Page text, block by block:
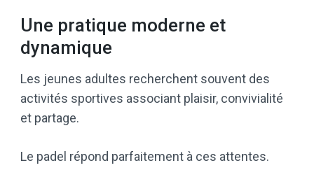
Une pratique moderne et
dynamique
Les jeunes adultes recherchent souvent des
activités sportives associant plaisir, convivialité
et partage.
Le padel répond parfaitement à ces attentes.